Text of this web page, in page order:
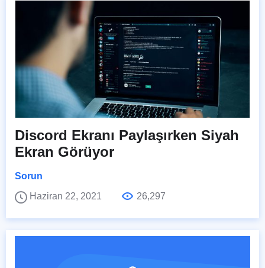
Discord Ekranı Paylaşırken Siyah
Ekran Görüyor
Sorun
Haziran 22, 2021
26,297